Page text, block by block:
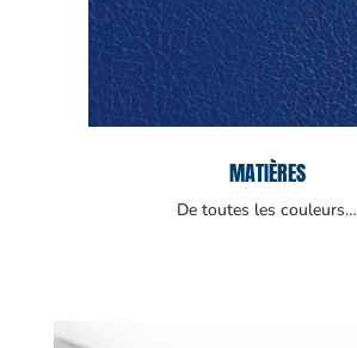
MATIÈRES
De toutes les couleurs…